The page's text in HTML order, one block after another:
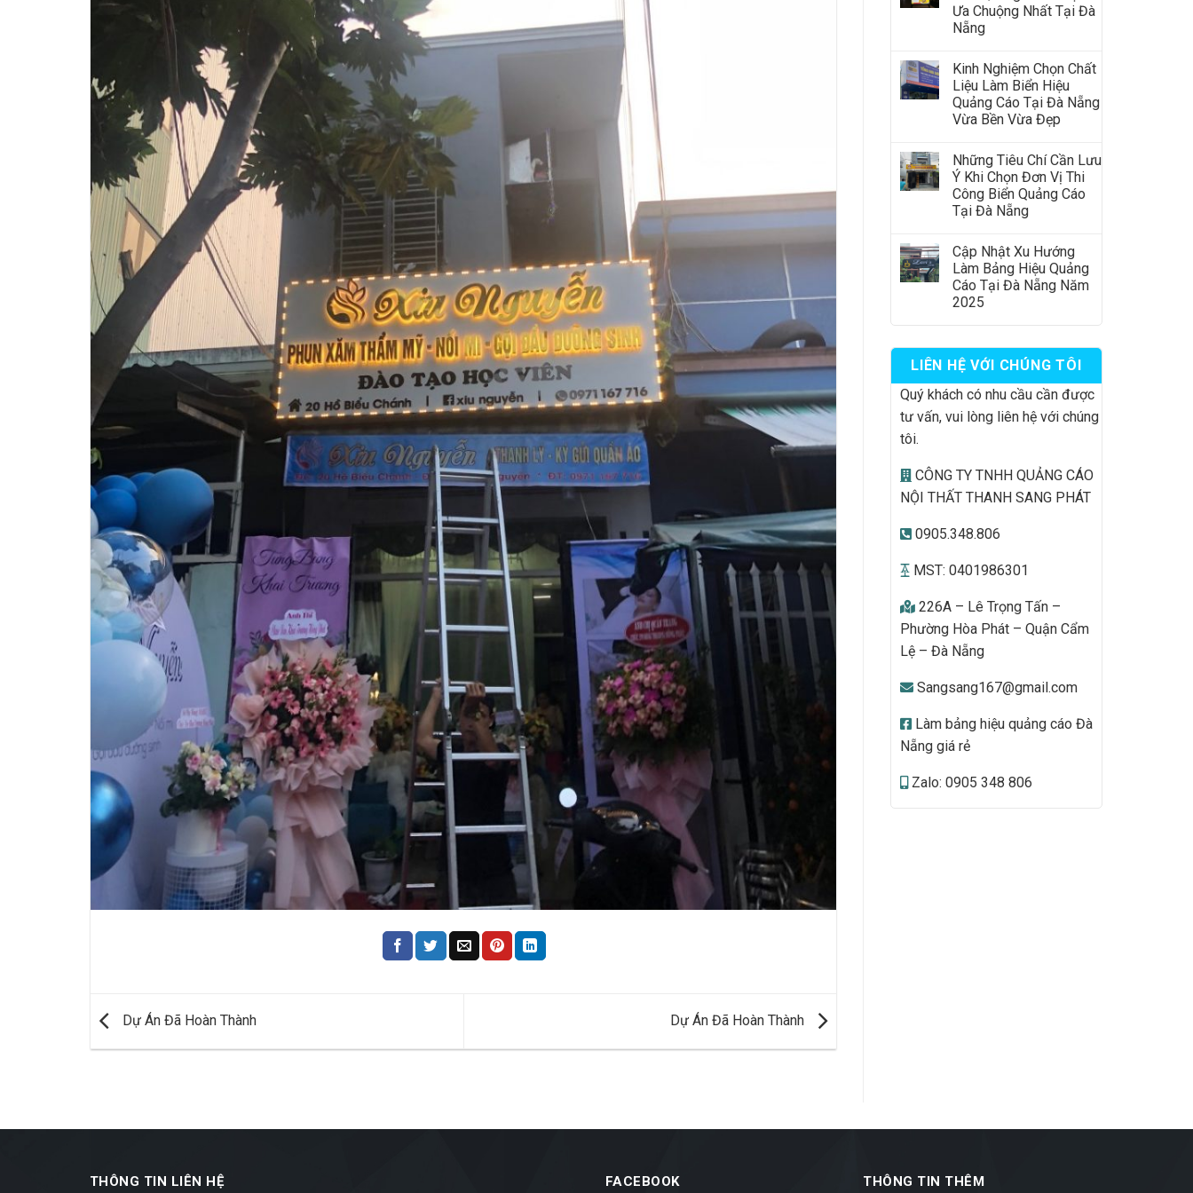
Dự Án Đã Hoàn Thành Dự Án Đã Hoàn Thành
Ưa Chuộng Nhất Tại Đà
Nẵng
Kinh Nghiệm Chọn Chất
Liệu Làm Biển Hiệu
Quảng Cáo Tại Đà Nẵng
Vừa Bền Vừa Đẹp
Những Tiêu Chí Cần Lưu
Ý Khi Chọn Đơn Vị Thi
Công Biển Quảng Cáo
Tại Đà Nẵng
Cập Nhật Xu Hướng
Làm Bảng Hiệu Quảng
Cáo Tại Đà Nẵng Năm
2025
LIÊN HỆ VỚI CHÚNG TÔI
Quý khách có nhu cầu cần được
tư vấn, vui lòng liên hệ với chúng
tôi.
CÔNG TY TNHH QUẢNG CÁO
NỘI THẤT THANH SANG PHÁT
0905.348.806
MST: 0401986301
226A – Lê Trọng Tấn –
Phường Hòa Phát – Quận Cẩm
Lệ – Đà Nẵng
Sangsang167@gmail.com
Làm bảng hiệu quảng cáo Đà
Nẵng giá rẻ
Zalo: 0905 348 806
THÔNG TIN LIÊN HỆ FACEBOOK THÔNG TIN THÊM